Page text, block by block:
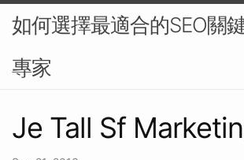
如何選擇最適合的SEO關
專家
Je Tall Sf